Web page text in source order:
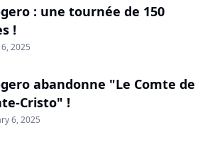
: une tournée de 150
!
2025
abandonne "Le Comte de
Cristo" !
6, 2025